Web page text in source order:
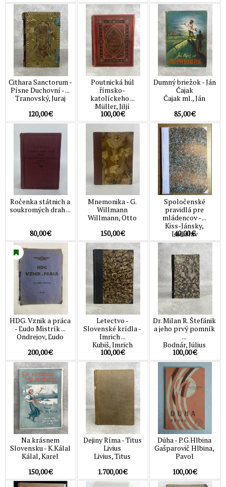
Cithara Sanctorum -
Písne Duchovní - ...
Tranovský, Juraj
120,00 €
Poutnická húl
římsko-
katolíckeho ...
Müller, Jiljí
100,00 €
Dumný briežok - Ján
Čajak
Čajak ml., Ján
85,00 €
Ročenka státnich a
soukromých drah ...
80,00 €
Mnemonika - G.
Willmann
Willmann, Otto
150,00 €
Spoločenské
pravidlá pre
mládencov - ...
Kiss-Jánsky,
Ladislav
40,00 €
HDG. Vznik a práca
- Ľudo Mistrík ...
Ondrejov, Ľudo
200,00 €
Letectvo -
Slovenské krídla -
Imrich ...
Kubiš, Imrich
100,00 €
Dr. Milan R. Štefánik
a jeho prvý pomník
...
Bodnár, Július
100,00 €
Na krásnem
Slovensku - K.Kálal
Kálal, Karel
150,00 €
Dejiny Ríma - Titus
Livius
Livius, Titus
1.700,00 €
Dúha - P.G.Hlbina
Gašparovič Hlbina,
Pavol
100,00 €